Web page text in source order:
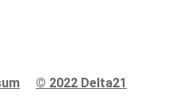
© 2022 Delta21